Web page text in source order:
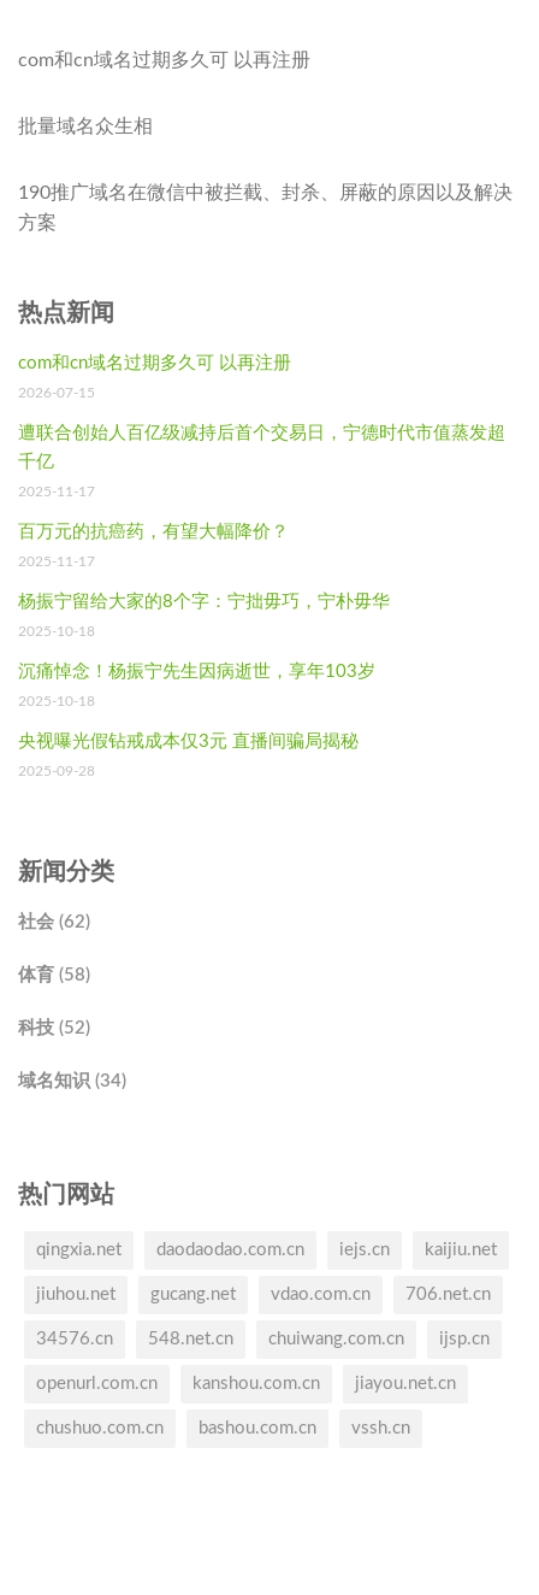
com和cn域名过期多久可 以再注册
批量域名众生相
190推广域名在微信中被拦截、封杀、屏蔽的原因以及解决
方案
热点新闻
com和cn域名过期多久可 以再注册
2026-07-15
遭联合创始人百亿级减持后首个交易日，宁德时代市值蒸发超
千亿
2025-11-17
百万元的抗癌药，有望大幅降价？
2025-11-17
杨振宁留给大家的8个字：宁拙毋巧，宁朴毋华
2025-10-18
沉痛悼念！杨振宁先生因病逝世，享年103岁
2025-10-18
央视曝光假钻戒成本仅3元 直播间骗局揭秘
2025-09-28
新闻分类
社会 (62)
体育 (58)
科技 (52)
域名知识 (34)
热门网站
qingxia.net daodaodao.com.cn iejs.cn kaijiu.net
jiuhou.net gucang.net vdao.com.cn 706.net.cn
34576.cn 548.net.cn chuiwang.com.cn ijsp.cn
openurl.com.cn kanshou.com.cn jiayou.net.cn
chushuo.com.cn bashou.com.cn vssh.cn